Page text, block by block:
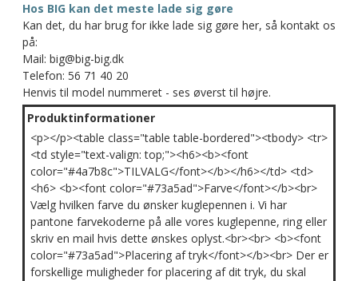
Hos BIG kan det meste lade sig gøre
Kan det, du har brug for ikke lade sig gøre her, så kontakt os
på:
Mail: big@big-big.dk
Telefon: 56 71 40 20
Henvis til model nummeret - ses øverst til højre.
Produktinformationer
<p></p><table class="table table-bordered"><tbody> <tr>
<td style="text-valign: top;"><h6><b><font
color="#4a7b8c">TILVALG</font></b></h6></td> <td>
<h6> <b><font color="#73a5ad">Farve</font></b><br>
Vælg hvilken farve du ønsker kuglepennen i. Vi har
pantone farvekoderne på alle vores kuglepenne, ring eller
skriv en mail hvis dette ønskes oplyst.<br><br> <b><font
color="#73a5ad">Placering af tryk</font></b><br> Der er
forskellige muligheder for placering af dit tryk, du skal